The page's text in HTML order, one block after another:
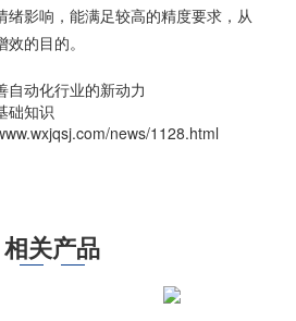
绪影响，能满足较高的精度要求，从
的目的。
动化行业的新动力
础知识
news/1128.html
相关产品